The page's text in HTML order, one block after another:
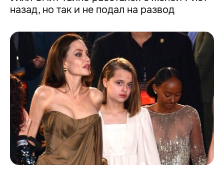
назад, но так и не подал на развод